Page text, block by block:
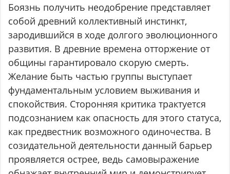
Боязнь получить неодобрение представляет
собой древний коллективный инстинкт,
зародившийся в ходе долгого эволюционного
развития. В древние времена отторжение от
общины гарантировало скорую смерть.
Желание быть частью группы выступает
фундаментальным условием выживания и
спокойствия. Сторонняя критика трактуется
подсознанием как опасность для этого статуса,
как предвестник возможного одиночества. В
созидательной деятельности данный барьер
проявляется острее, ведь самовыражение